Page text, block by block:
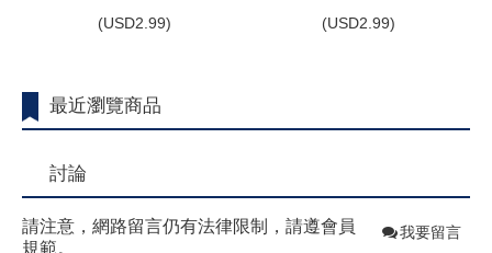
(USD2.99) (USD2.99)
最近瀏覽商品
討論
請注意，網路留言仍有法律限制，請遵會員
規範。
我要留言